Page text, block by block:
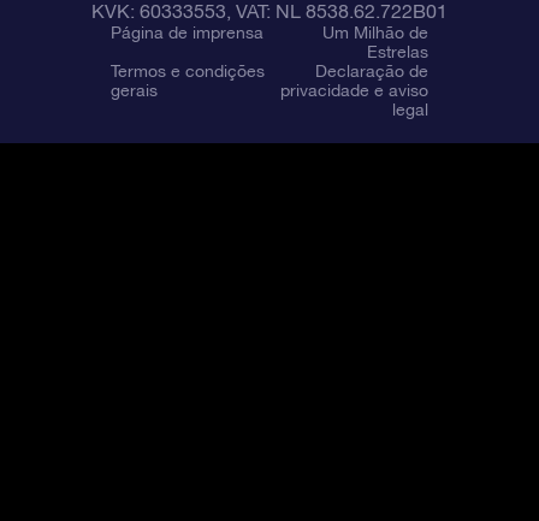
KVK: 60333553, VAT: NL 8538.62.722B01
Página de imprensa
Um Milhão de
Estrelas
Termos e condições
gerais
Declaração de
privacidade e aviso
legal